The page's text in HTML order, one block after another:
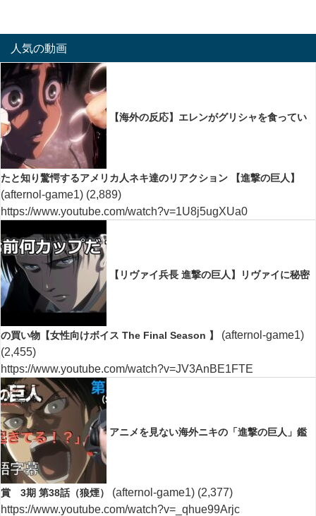
人気の動画
【海外の反応】エレンがグリシャを食ってい
たと知り驚愕するアメリカ人ネキ達のリアクション 【進撃の巨人】
(afternol-game1) (2,889)
https://www.youtube.com/watch?v=1U8j5ugXUa0
【リヴァイ兵長 進撃の巨人】リヴァイに秘密
の買い物【女性向けボイス The Final Season 】
(afternol-game1)
(2,455)
https://www.youtube.com/watch?v=JV3AnBE1FTE
アニメを見ない海外ニキの「進撃の巨人」鑑
賞 3期 第38話（狼煙） (afternol-game1) (2,377)
https://www.youtube.com/watch?v=_qhue99Arjc